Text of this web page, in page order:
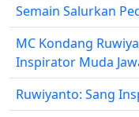
Semain Salurkan
MC Kondang
Inspirator Muda
Ruwiyanto: Sang